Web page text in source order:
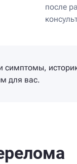
после
симптомы,
для вас.